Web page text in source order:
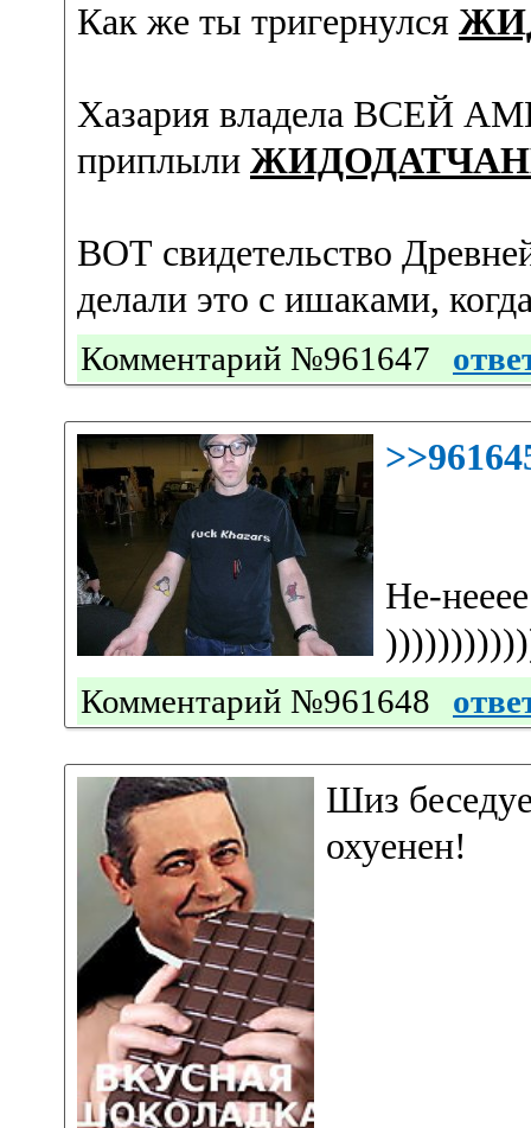
Как же ты тригернулся
Хазария владела ВСЕЙ
приплыли
ВОТ свидетельство
делали это с ишаками,
Комментарий №961647
Не-
Комментарий №961648
Шиз
охуенен!